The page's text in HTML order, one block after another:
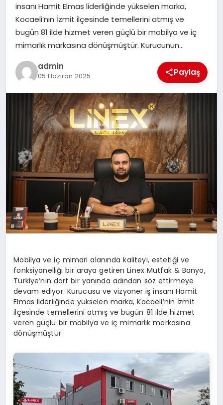
EĞITIM
insanı Hamit Elmas liderliğinde yükselen marka,
Kocaeli’nin İzmit ilçesinde temellerini atmış ve
bugün 81 ilde hizmet veren güçlü bir mobilya ve iç
mimarlık markasına dönüşmüştür. Kurucunun…
admin
05 Haziran 2025 Paylaş
Mobilya ve iç mimari alanında kaliteyi, estetiği ve
fonksiyonelliği bir araya getiren Linex Mutfak & Banyo,
Türkiye’nin dört bir yanında adından söz ettirmeye
devam ediyor. Kurucusu ve vizyoner iş insanı Hamit
Elmas liderliğinde yükselen marka, Kocaeli’nin İzmit
ilçesinde temellerini atmış ve bugün 81 ilde hizmet
veren güçlü bir mobilya ve iç mimarlık markasına
dönüşmüştür.